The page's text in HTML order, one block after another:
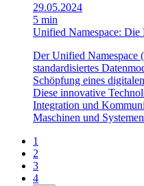
29.05.2024
5 min
Unified Namespace:
Der Unified Namespace
standardisiertes
Schöpfung eines
Diese innovative
Integration und
Maschinen und
1
2
3
4